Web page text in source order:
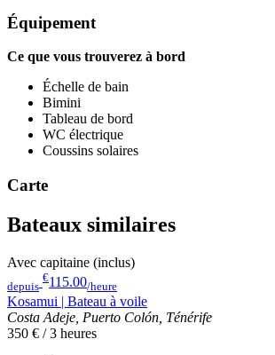
Équipement
Ce que vous trouverez à bord
Échelle de bain
Bimini
Tableau de bord
WC électrique
Coussins solaires
Carte
Bateaux similaires
Avec capitaine (inclus)
depuis
€115.00/heure
Kosamui | Bateau à voile
Costa Adeje, Puerto Colón, Ténérife
350 € / 3 heures